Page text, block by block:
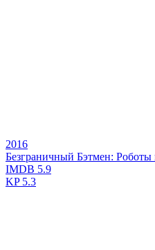
2016
Безграничный Бэтмен: Роботы
IMDB 5.9
KP5.3